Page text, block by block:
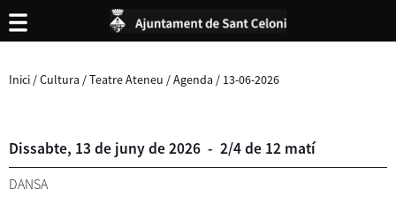
Inici /Cultura /Teatre Ateneu /Agenda / 13-06-2026
Dissabte, 13 de junyde2026 - 2/4 de 12 matí
DANSA